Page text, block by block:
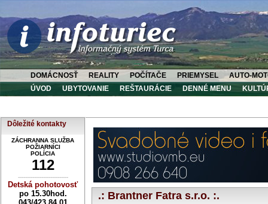
DOMÁCNOSŤ REALITY POČÍTAČE PRIEMYSEL
AUTO-
ÚVOD
UBYTOVANIE REŠTAURÁCIE DENNÉ MENU
Dôležité kontakty
ZÁCHRANNA SLUŽBA
POŽIARNÍCI
POLÍCIA
112
----------------------------
Detská pohotovosť
po 15.30hod.
.: Brantner Fatra s.r.o. :.